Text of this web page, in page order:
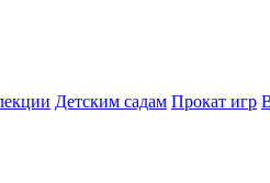
Детским садам Прокат игр